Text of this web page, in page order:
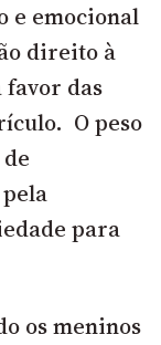
e emocional
direito à
favor das
O peso
para
os meninos